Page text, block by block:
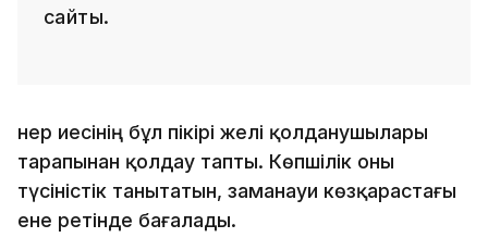
сайты.
Өнер иесінің бұл пікірі желі қолданушылары
тарапынан қолдау тапты. Көпшілік оны
түсіністік танытатын, заманауи көзқарастағы
ене ретінде бағалады.